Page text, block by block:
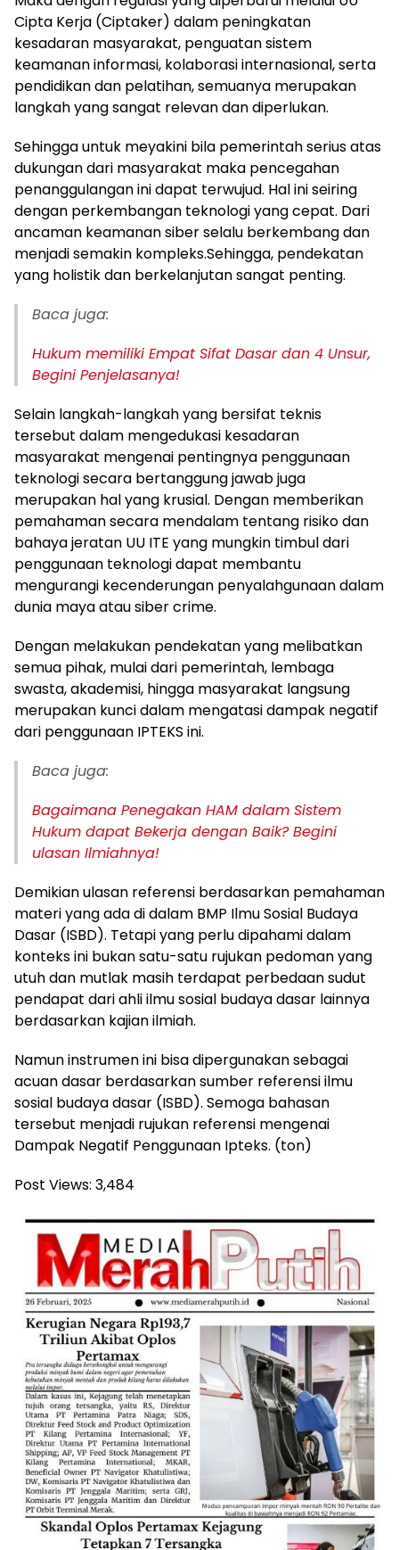
Cipta Kerja (Ciptaker) dalam peningkatan
kesadaran masyarakat, penguatan sistem
keamanan informasi, kolaborasi internasional, serta
pendidikan dan pelatihan, semuanya merupakan
langkah yang sangat relevan dan diperlukan.
Sehingga untuk meyakini bila pemerintah serius atas
dukungan dari masyarakat maka pencegahan
penanggulangan ini dapat terwujud. Hal ini seiring
dengan perkembangan teknologi yang cepat. Dari
ancaman keamanan siber selalu berkembang dan
menjadi semakin kompleks.Sehingga, pendekatan
yang holistik dan berkelanjutan sangat penting.
Baca juga:
Hukum memiliki Empat Sifat Dasar dan 4 Unsur,
Begini Penjelasanya!
Selain langkah-langkah yang bersifat teknis
tersebut dalam mengedukasi kesadaran
masyarakat mengenai pentingnya penggunaan
teknologi secara bertanggung jawab juga
merupakan hal yang krusial. Dengan memberikan
pemahaman secara mendalam tentang risiko dan
bahaya jeratan UU ITE yang mungkin timbul dari
penggunaan teknologi dapat membantu
mengurangi kecenderungan penyalahgunaan dalam
dunia maya atau siber crime.
Dengan melakukan pendekatan yang melibatkan
semua pihak, mulai dari pemerintah, lembaga
swasta, akademisi, hingga masyarakat langsung
merupakan kunci dalam mengatasi dampak negatif
dari penggunaan IPTEKS ini.
Baca juga:
Bagaimana Penegakan HAM dalam Sistem
Hukum dapat Bekerja dengan Baik? Begini
ulasan Ilmiahnya!
Demikian ulasan referensi berdasarkan pemahaman
materi yang ada di dalam BMP Ilmu Sosial Budaya
Dasar (ISBD). Tetapi yang perlu dipahami dalam
konteks ini bukan satu-satu rujukan pedoman yang
utuh dan mutlak masih terdapat perbedaan sudut
pendapat dari ahli ilmu sosial budaya dasar lainnya
berdasarkan kajian ilmiah.
Namun instrumen ini bisa dipergunakan sebagai
acuan dasar berdasarkan sumber referensi ilmu
sosial budaya dasar (ISBD). Semoga bahasan
tersebut menjadi rujukan referensi mengenai
Dampak Negatif Penggunaan Ipteks. (ton)
Post Views: 3,484